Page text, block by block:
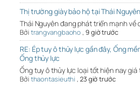
Thị trường giày bảo hộ tại Thái Nguyên
Thái Nguyên đang phát triển mạnh về
Bởi trangvangbaoho , 9 giờ trước
RE: Ép tuy ô thủy lực gần đây, Ống
Ống thủy lực
Ống tuy ô thủy lực loại tốt hiện nay
Bởi thaontasieuthi , 23 giờ trước